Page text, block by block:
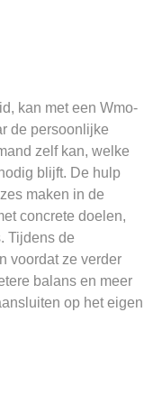
kan met een Wmo-
de persoonlijke
zelf kan, welke
blijft. De hulp
maken in de
concrete doelen,
Tijdens de
voordat ze verder
balans en meer
op het eigen